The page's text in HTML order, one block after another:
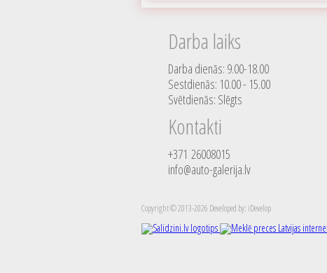
Darba laiks
Darba dienās: 9.00-18.00
Sestdienās: 10.00 - 15.00
Svētdienās: Slēgts
Kontakti
+371 26008015
info@auto-galerija.lv
Copyright © 2013-2026 Developed by: iDevelop